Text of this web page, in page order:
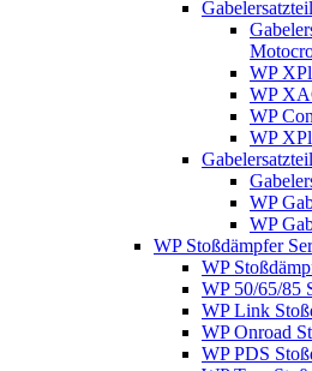
WP
WP
WP
WP
WP
WP
WP Stoßdämpfer
WP
WP 50/65/85
WP Link
WP Onroad
WP PDS